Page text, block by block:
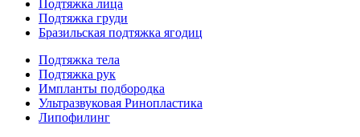
Подтяжка лица
Подтяжка груди
Бразильская подтяжка ягодиц
Подтяжка тела
Подтяжка рук
Импланты подбородка
Ультразвуковая Ринопластика
Липофилинг